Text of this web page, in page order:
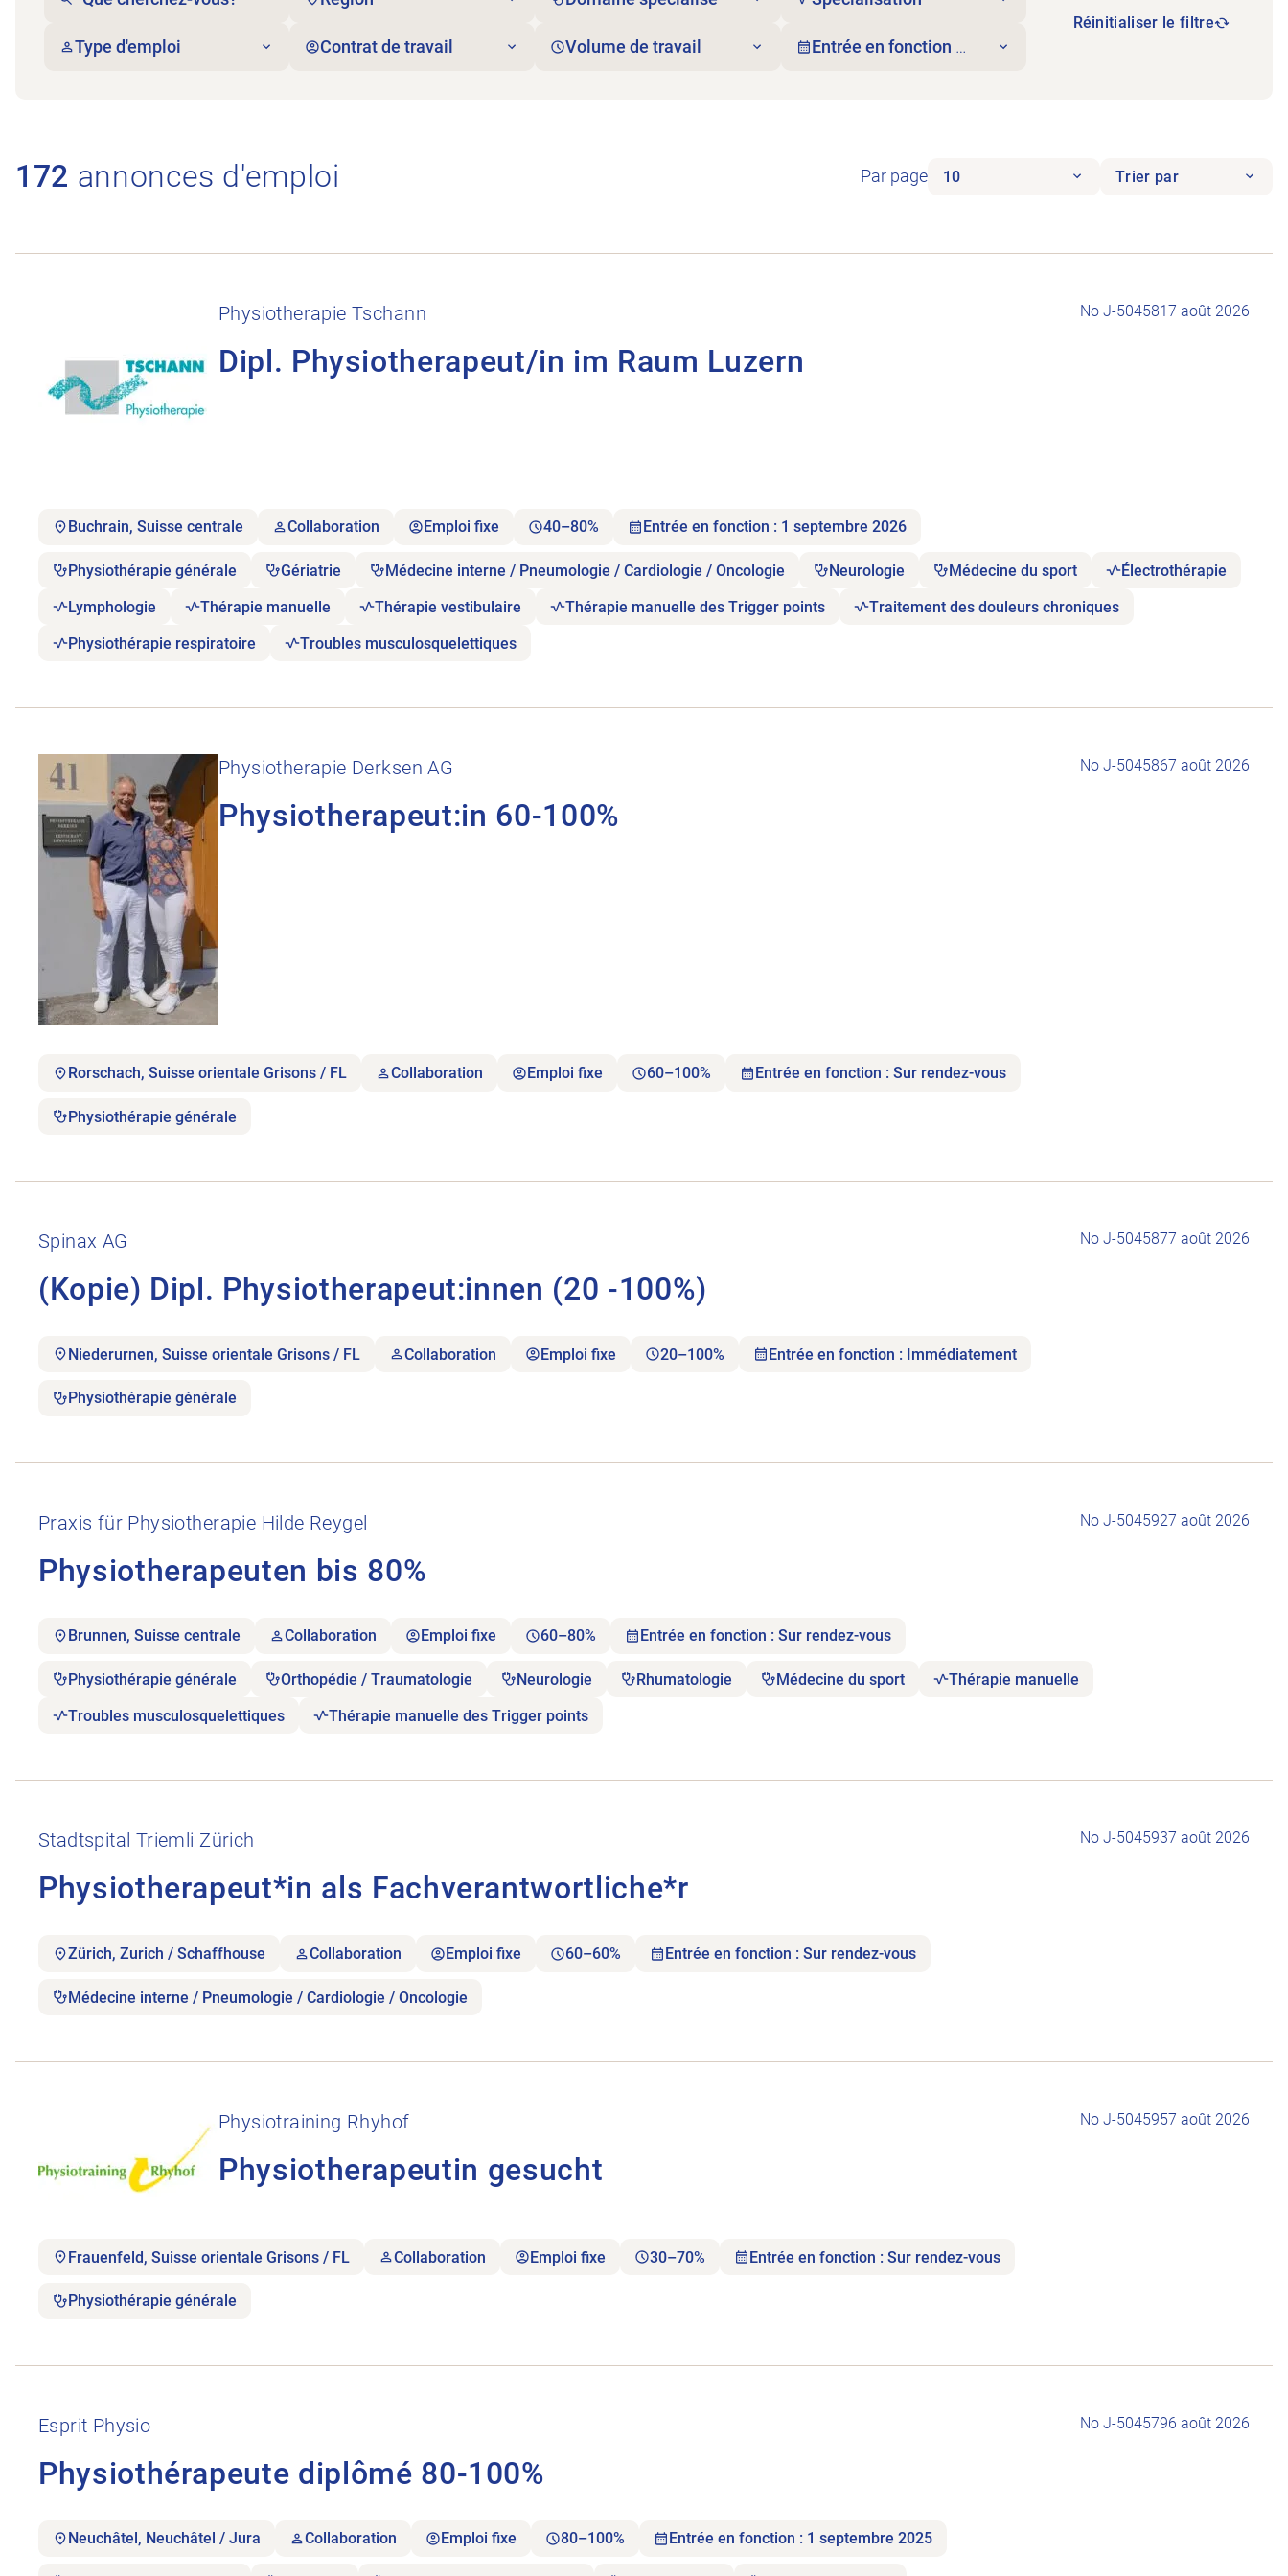
Type d'emploi Contrat de travail Volume de travail Entrée en fonction le
Réinitialiser le filtre
172 annonces d'emploi Par page 10 Trier par
Physiotherapie Tschann
Dipl. Physiotherapeut/in im Raum Luzern
No J-5045817 août 2026
Buchrain, Suisse centrale Collaboration Emploi fixe 40–80% Entrée en fonction : 1 septembre 2026
Physiothérapie générale Gériatrie Médecine interne / Pneumologie / Cardiologie / Oncologie Neurologie Médecine du sport Électrothérapie
Lymphologie Thérapie manuelle Thérapie vestibulaire Thérapie manuelle des Trigger points Traitement des douleurs chroniques
Physiothérapie respiratoire Troubles musculosquelettiques
Physiotherapie Derksen AG
Physiotherapeut:in 60-100%
No J-5045867 août 2026
Rorschach, Suisse orientale Grisons / FL Collaboration Emploi fixe 60–100% Entrée en fonction : Sur rendez-vous
Physiothérapie générale
Spinax AG
(Kopie) Dipl. Physiotherapeut:innen (20 -100%)
No J-5045877 août 2026
Niederurnen, Suisse orientale Grisons / FL Collaboration Emploi fixe 20–100% Entrée en fonction : Immédiatement
Physiothérapie générale
Praxis für Physiotherapie Hilde Reygel
Physiotherapeuten bis 80%
No J-5045927 août 2026
Brunnen, Suisse centrale Collaboration Emploi fixe 60–80% Entrée en fonction : Sur rendez-vous
Physiothérapie générale Orthopédie / Traumatologie Neurologie Rhumatologie Médecine du sport Thérapie manuelle
Troubles musculosquelettiques Thérapie manuelle des Trigger points
Stadtspital Triemli Zürich
Physiotherapeut*in als Fachverantwortliche*r
No J-5045937 août 2026
Zürich, Zurich / Schaffhouse Collaboration Emploi fixe 60–60% Entrée en fonction : Sur rendez-vous
Médecine interne / Pneumologie / Cardiologie / Oncologie
Physiotraining Rhyhof
Physiotherapeutin gesucht
No J-5045957 août 2026
Frauenfeld, Suisse orientale Grisons / FL Collaboration Emploi fixe 30–70% Entrée en fonction : Sur rendez-vous
Physiothérapie générale
Esprit Physio
Physiothérapeute diplômé 80-100%
No J-5045796 août 2026
Neuchâtel, Neuchâtel / Jura Collaboration Emploi fixe 80–100% Entrée en fonction : 1 septembre 2025